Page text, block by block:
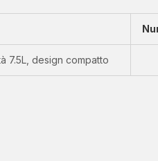
7.5L, design compatto